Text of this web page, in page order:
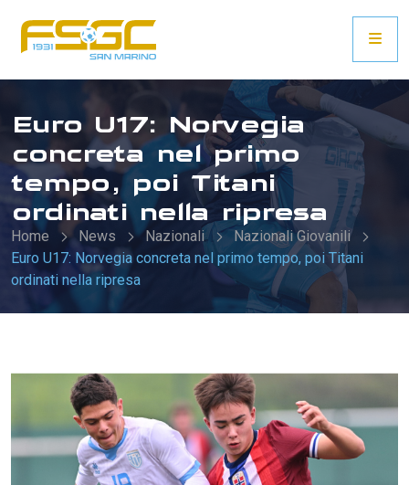
Euro U17: Norvegia
concreta nel primo
tempo, poi Titani
ordinati nella ripresa
Home News Nazionali
Nazionali Giovanili
Euro U17: Norvegia concreta nel primo tempo, poi Titani
ordinati nella ripresa